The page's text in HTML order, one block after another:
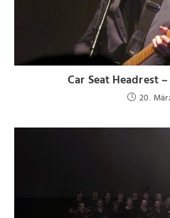
Car Seat Headrest
20.